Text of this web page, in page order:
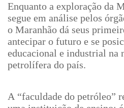
Enquanto a exploração da
segue em análise pelos
o Maranhão dá seus
antecipar o futuro e se
educacional e industrial na
petrolífera do país.
A “faculdade do petróleo”